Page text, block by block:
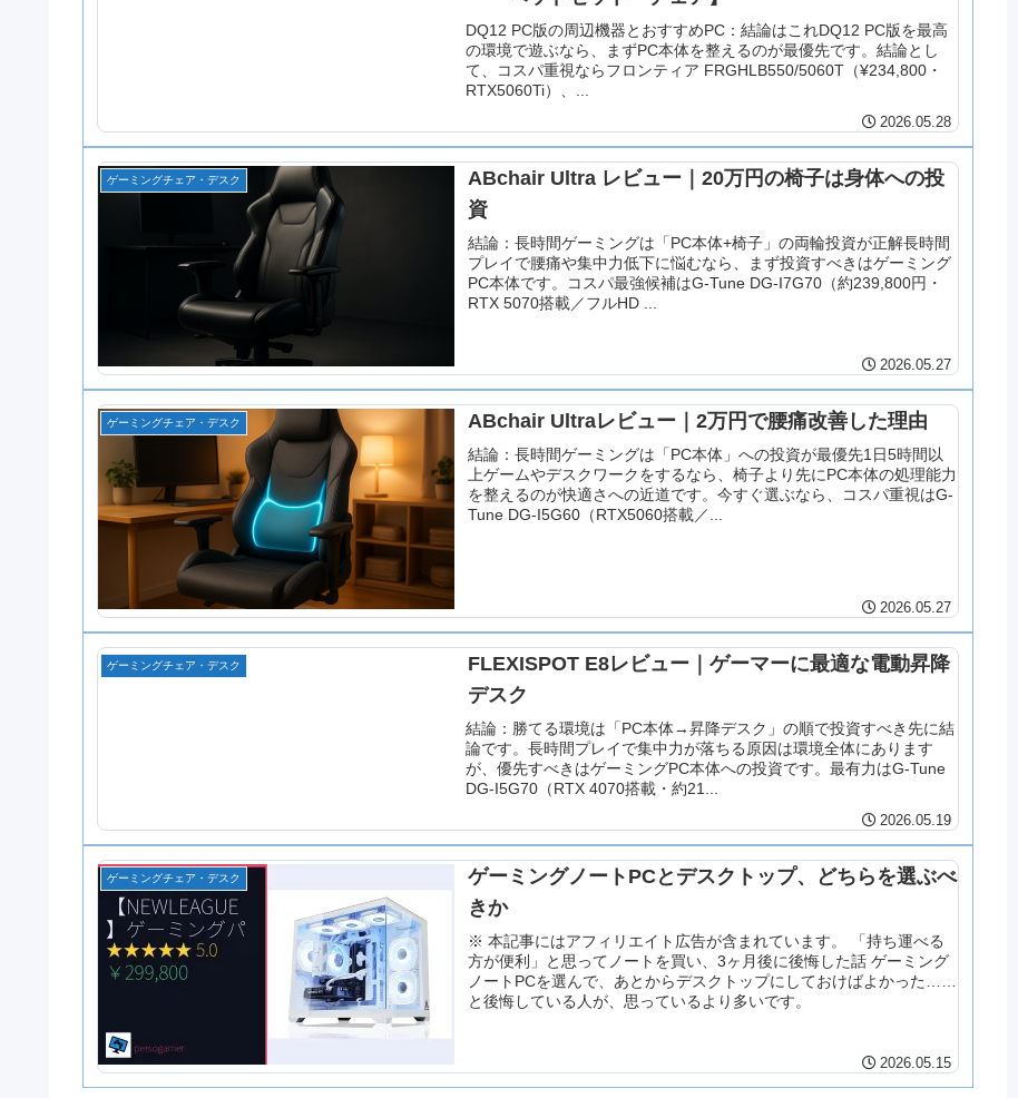
DQ12 PC版の周辺機器とおすすめPC：結論はこれDQ12 PC版を最高
の環境で遊ぶなら、まずPC本体を整えるのが最優先です。結論とし
て、コスパ重視ならフロンティア FRGHLB550/5060T（¥234,800・
RTX5060Ti）、...
2026.05.28
ゲーミングチェア・デスク
ABchair Ultra レビュー｜20万円の椅子は身体への投
資
結論：長時間ゲーミングは「PC本体+椅子」の両輪投資が正解長時間
プレイで腰痛や集中力低下に悩むなら、まず投資すべきはゲーミング
PC本体です。コスパ最強候補はG-Tune DG-I7G70（約239,800円・
RTX 5070搭載／フルHD ...
2026.05.27
ゲーミングチェア・デスク ABchair Ultraレビュー｜2万円で腰痛改善した理由
結論：長時間ゲーミングは「PC本体」への投資が最優先1日5時間以
上ゲームやデスクワークをするなら、椅子より先にPC本体の処理能力
を整えるのが快適さへの近道です。今すぐ選ぶなら、コスパ重視はG-
Tune DG-I5G60（RTX5060搭載／...
2026.05.27
ゲーミングチェア・デスク
FLEXISPOT E8レビュー｜ゲーマーに最適な電動昇降
デスク
結論：勝てる環境は「PC本体→昇降デスク」の順で投資すべき先に結
論です。長時間プレイで集中力が落ちる原因は環境全体にあります
が、優先すべきはゲーミングPC本体への投資です。最有力はG-Tune
DG-I5G70（RTX 4070搭載・約21...
2026.05.19
ゲーミングチェア・デスク
ゲーミングノートPCとデスクトップ、どちらを選ぶべ
きか
※ 本記事にはアフィリエイト広告が含まれています。 「持ち運べる
方が便利」と思ってノートを買い、3ヶ月後に後悔した話 ゲーミング
ノートPCを選んで、あとからデスクトップにしておけばよかった……
と後悔している人が、思っているより多いです。
2026.05.15